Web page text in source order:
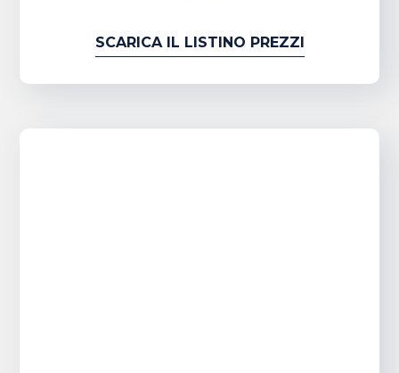
SCARICA IL LISTINO PREZZI